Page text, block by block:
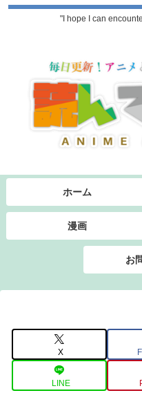
"I hope I can
ホーム
漫画
お
X
LINE